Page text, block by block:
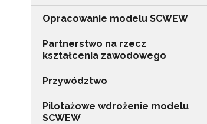
Opracowanie modelu SCWEW
Partnerstwo na rzecz
kształcenia zawodowego
Przywództwo
Pilotażowe wdrożenie modelu
SCWEW